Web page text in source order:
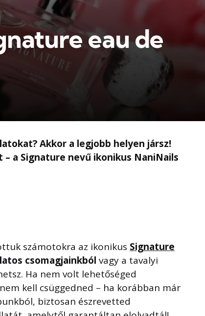
eau de
Akkor a legjobb helyen jársz!
a Signature nevű ikonikus NaniNails
számotokra az ikonikus Signature
csomagjainkból vagy a tavalyi
Ha nem volt lehetőséged
kell csüggedned – ha korábban már
biztosan észrevetted